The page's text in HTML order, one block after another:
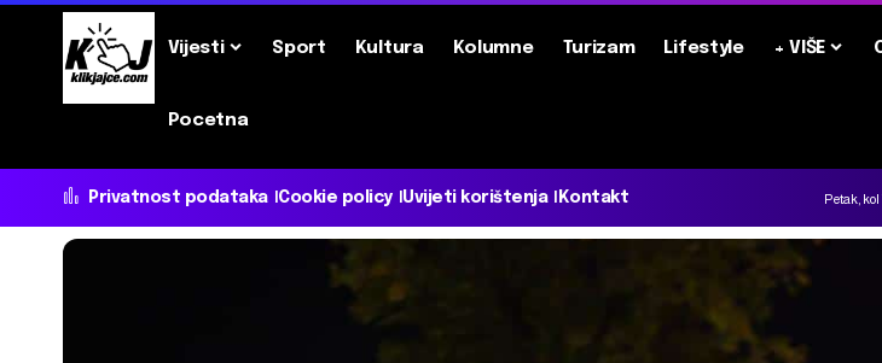
Vijesti Sport Kultura Kolumne Turizam Lifestyle + VIŠE
Pocetna
Privatnost podataka Cookie policy Uvijeti korištenja Kontakt Petak, kol